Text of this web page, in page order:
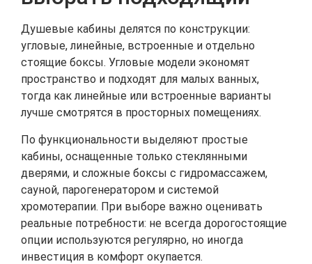
Душевые кабины делятся по конструкции:
угловые, линейные, встроенные и отдельно
стоящие боксы. Угловые модели экономят
пространство и подходят для малых ванных,
тогда как линейные или встроенные варианты
лучше смотрятся в просторных помещениях.
По функциональности выделяют простые
кабины, оснащенные только стеклянными
дверями, и сложные боксы с гидромассажем,
сауной, парогенератором и системой
хромотерапии. При выборе важно оценивать
реальные потребности: не всегда дорогостоящие
опции используются регулярно, но иногда
инвестиция в комфорт окупается.